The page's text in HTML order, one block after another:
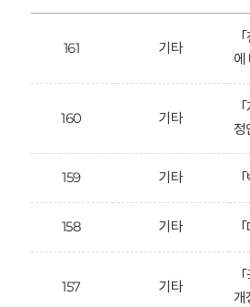
161 기타
에
160 기타
정
159 기타
158 기타
157 기타
개